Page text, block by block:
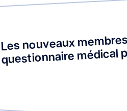
Les nouveaux
questionnaire médical